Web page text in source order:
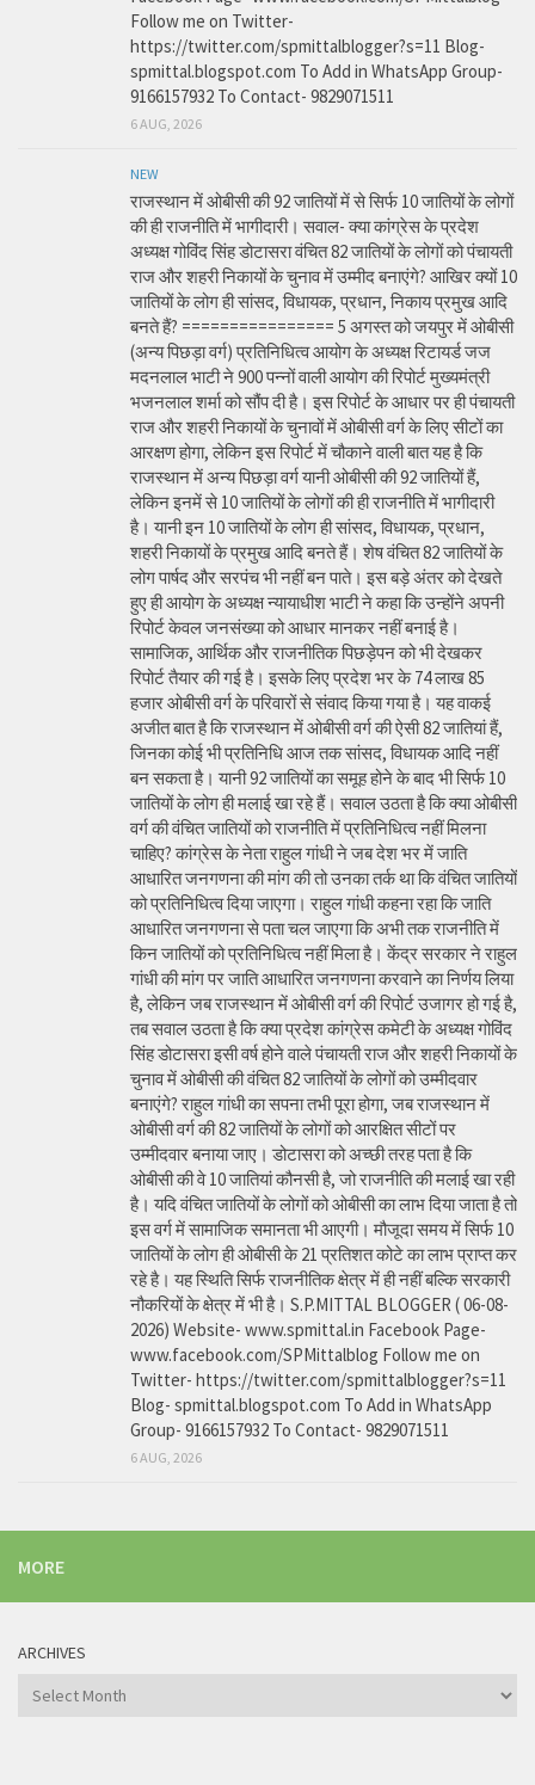
Follow me on Twitter-
https://twitter.com/spmittalblogger?s=11 Blog-
spmittal.blogspot.com To Add in WhatsApp Group-
9166157932 To Contact- 9829071511
6 AUG, 2026
NEW
राजस्थान में ओबीसी की 92 जातियों में से सिर्फ 10 जातियों के लोगों
की ही राजनीति में भागीदारी। सवाल- क्या कांग्रेस के प्रदेश
अध्यक्ष गोविंद सिंह डोटासरा वंचित 82 जातियों के लोगों को पंचायती
राज और शहरी निकायों के चुनाव में उम्मीद बनाएंगे? आखिर क्यों 10
जातियों के लोग ही सांसद, विधायक, प्रधान, निकाय प्रमुख आदि
बनते हैं? ================ 5 अगस्त को जयपुर में ओबीसी
(अन्य पिछड़ा वर्ग) प्रतिनिधित्व आयोग के अध्यक्ष रिटायर्ड जज
मदनलाल भाटी ने 900 पन्नों वाली आयोग की रिपोर्ट मुख्यमंत्री
भजनलाल शर्मा को सौंप दी है। इस रिपोर्ट के आधार पर ही पंचायती
राज और शहरी निकायों के चुनावों में ओबीसी वर्ग के लिए सीटों का
आरक्षण होगा, लेकिन इस रिपोर्ट में चौकाने वाली बात यह है कि
राजस्थान में अन्य पिछड़ा वर्ग यानी ओबीसी की 92 जातियों हैं,
लेकिन इनमें से 10 जातियों के लोगों की ही राजनीति में भागीदारी
है। यानी इन 10 जातियों के लोग ही सांसद, विधायक, प्रधान,
शहरी निकायों के प्रमुख आदि बनते हैं। शेष वंचित 82 जातियों के
लोग पार्षद और सरपंच भी नहीं बन पाते। इस बड़े अंतर को देखते
हुए ही आयोग के अध्यक्ष न्यायाधीश भाटी ने कहा कि उन्होंने अपनी
रिपोर्ट केवल जनसंख्या को आधार मानकर नहीं बनाई है।
सामाजिक, आर्थिक और राजनीतिक पिछड़ेपन को भी देखकर
रिपोर्ट तैयार की गई है। इसके लिए प्रदेश भर के 74 लाख 85
हजार ओबीसी वर्ग के परिवारों से संवाद किया गया है। यह वाकई
अजीत बात है कि राजस्थान में ओबीसी वर्ग की ऐसी 82 जातियां हैं,
जिनका कोई भी प्रतिनिधि आज तक सांसद, विधायक आदि नहीं
बन सकता है। यानी 92 जातियों का समूह होने के बाद भी सिर्फ 10
जातियों के लोग ही मलाई खा रहे हैं। सवाल उठता है कि क्या ओबीसी
वर्ग की वंचित जातियों को राजनीति में प्रतिनिधित्व नहीं मिलना
चाहिए? कांग्रेस के नेता राहुल गांधी ने जब देश भर में जाति
आधारित जनगणना की मांग की तो उनका तर्क था कि वंचित जातियों
को प्रतिनिधित्व दिया जाएगा। राहुल गांधी कहना रहा कि जाति
आधारित जनगणना से पता चल जाएगा कि अभी तक राजनीति में
किन जातियों को प्रतिनिधित्व नहीं मिला है। केंद्र सरकार ने राहुल
गांधी की मांग पर जाति आधारित जनगणना करवाने का निर्णय लिया
है, लेकिन जब राजस्थान में ओबीसी वर्ग की रिपोर्ट उजागर हो गई है,
तब सवाल उठता है कि क्या प्रदेश कांग्रेस कमेटी के अध्यक्ष गोविंद
सिंह डोटासरा इसी वर्ष होने वाले पंचायती राज और शहरी निकायों के
चुनाव में ओबीसी की वंचित 82 जातियों के लोगों को उम्मीदवार
बनाएंगे? राहुल गांधी का सपना तभी पूरा होगा, जब राजस्थान में
ओबीसी वर्ग की 82 जातियों के लोगों को आरक्षित सीटों पर
उम्मीदवार बनाया जाए। डोटासरा को अच्छी तरह पता है कि
ओबीसी की वे 10 जातियां कौनसी है, जो राजनीति की मलाई खा रही
है। यदि वंचित जातियों के लोगों को ओबीसी का लाभ दिया जाता है तो
इस वर्ग में सामाजिक समानता भी आएगी। मौजूदा समय में सिर्फ 10
जातियों के लोग ही ओबीसी के 21 प्रतिशत कोटे का लाभ प्राप्त कर
रहे है। यह स्थिति सिर्फ राजनीतिक क्षेत्र में ही नहीं बल्कि सरकारी
नौकरियों के क्षेत्र में भी है। S.P.MITTAL BLOGGER ( 06-08-
2026) Website- www.spmittal.in Facebook Page-
www.facebook.com/SPMittalblog Follow me on
Twitter- https://twitter.com/spmittalblogger?s=11
Blog- spmittal.blogspot.com To Add in WhatsApp
Group- 9166157932 To Contact- 9829071511
6 AUG, 2026
MORE
ARCHIVES
Archives